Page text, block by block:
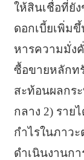
ให้สินเชื่อที่ยั
ดอกเบี้ยเพิ่มขึ้
หารความมั่ง
ซื้อขายหลักท
สะท้อนผลกร
กลาง 2) ราย
กำไรในภาวะ
ดำเนินงานก